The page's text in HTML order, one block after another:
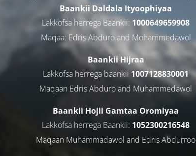
Baankii Daldala Ityoophiyaa
Lakkofsa herrega Baankii: 1000649659908
Maqaa: Edris Abduro and Mohammedawol
Baankii Hijraa
Lakkofsa herrega baankii 1007128830001
Maqaan Edris Abduro and Muhammedawol
Baankii Hojii Gamtaa Oromiyaa
Lakkofsa herrega Baankii: 1052300216548
Maqaan Muhammadawol and Edris Abdurroo